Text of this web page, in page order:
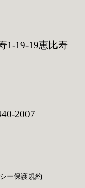
1-19-19恵比寿
2007
ー保護規約